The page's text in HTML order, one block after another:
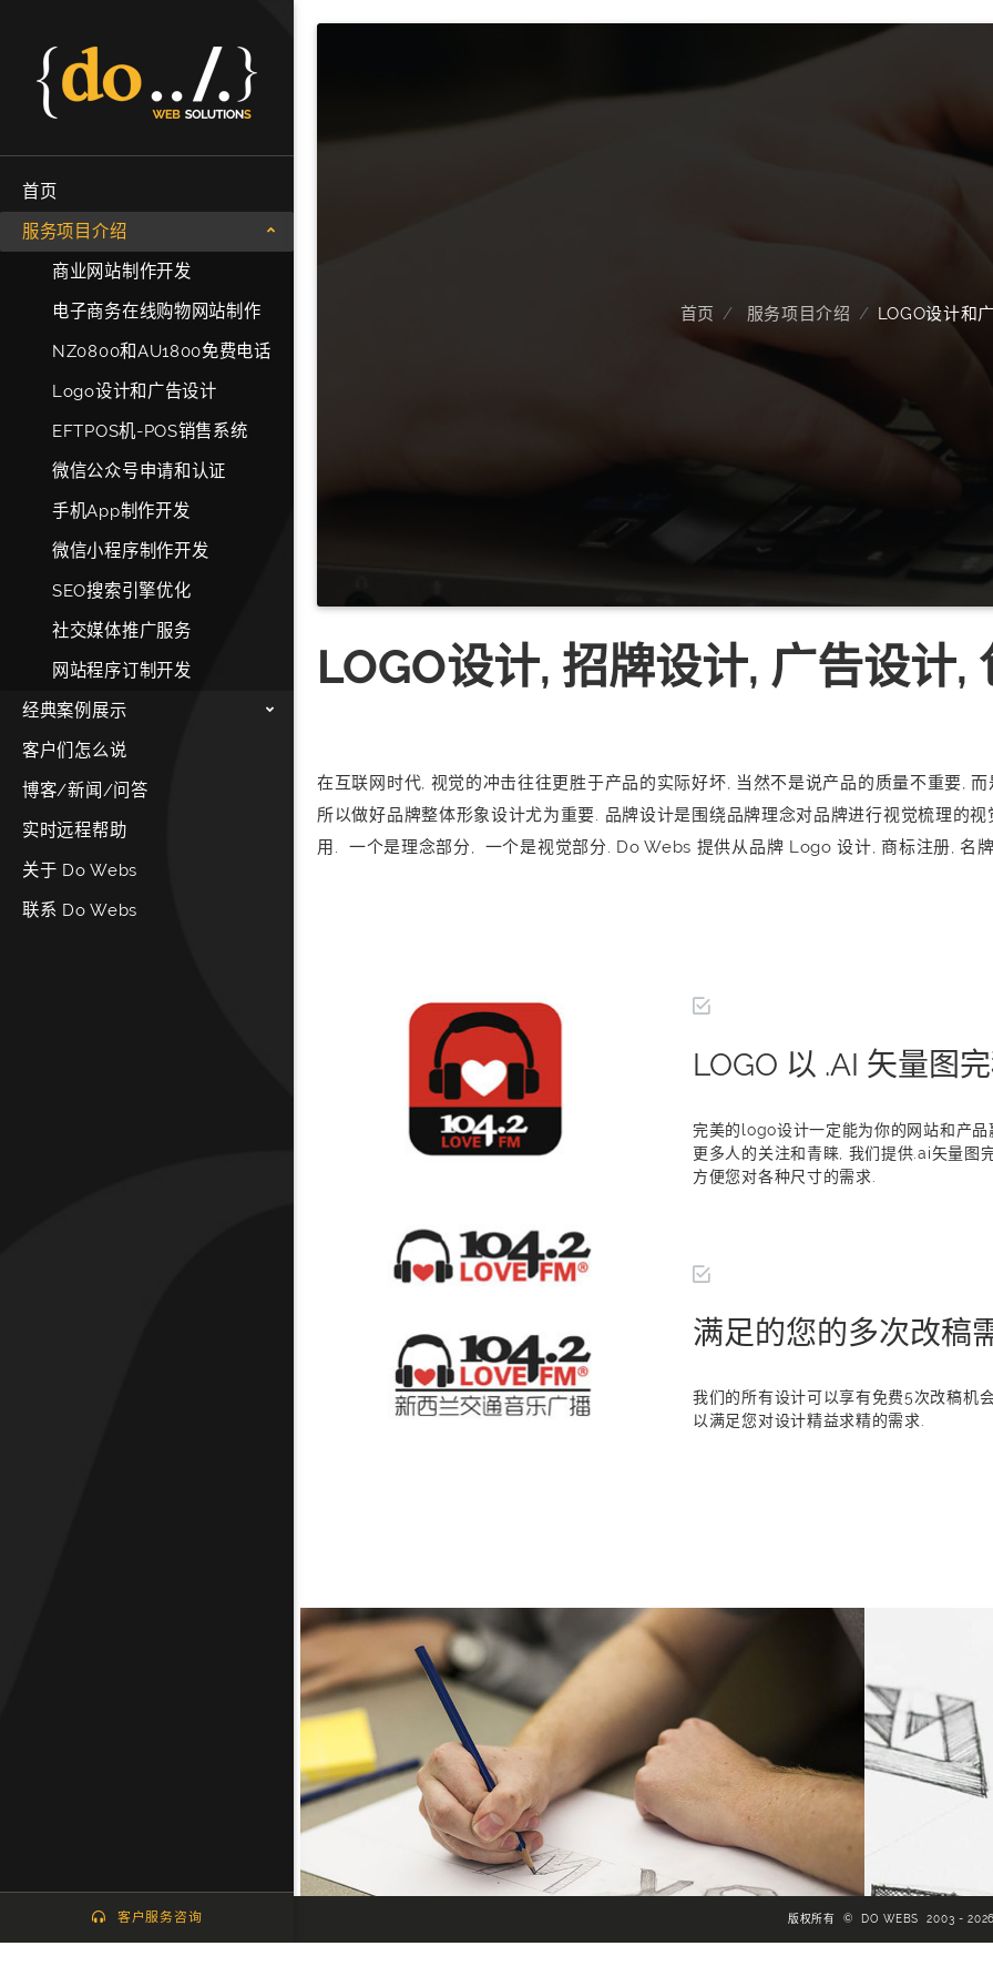
首页
服务项目介绍
商业网站制作开发
电子商务在线购物网站制作
开发
NZ0800和AU1800免费电话
Logo设计和广告设计
EFTPOS机-POS销售系统
微信公众号申请和认证
手机App制作开发
微信小程序制作开发
SEO搜索引擎优化
社交媒体推广服务
网站程序订制开发
经典案例展示
客户们怎么说
博客/新闻/问答
实时远程帮助
关于 Do Webs
联系 Do Webs
客户服务咨询
首页 服务项目介绍 LOGO设计和
LOGO设计, 招牌设计, 广告设计,
在互联网时代, 视觉的冲击往往更胜于产品的实际好坏, 当然不是说产品的质量不重要,
所以做好品牌整体形象设计尤为重要. 品牌设计是围绕品牌理念对品牌进行视觉梳理的
用. 一个是理念部分, 一个是视觉部分. Do Webs 提供从品牌 Logo 设计, 商标注册, 名
LOGO 以 .AI 矢量图
完美的logo设计一定能为你的网站和产品
更多人的关注和青睐, 我们提供.ai矢量图
方便您对各种尺寸的需求.
满足的您的多次改稿
我们的所有设计可以享有免费5次改稿机
以满足您对设计精益求精的需求.
版权所有 © DO WEBS 2003 -